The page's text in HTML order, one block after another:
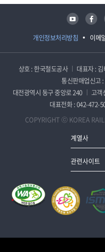
개인정보처리방침 이메
유튜브 페이스북
상호 : 한국철도공사 대표자 :
통신판매업신고
대전광역시 동구 중앙로 240
고객
대표전화 : 042-472-
COPYRIGHT ⓒ KOREA
계열사
관련사이트